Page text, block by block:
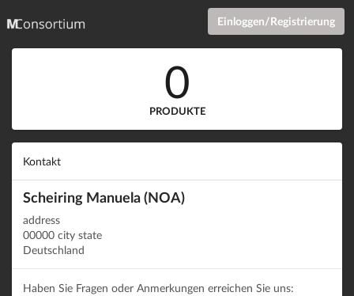
Einloggen/Registrierung
0
PRODUKTE
Kontakt
Scheiring Manuela (NOA)
address
00000 city state
Deutschland
Haben Sie Fragen oder Anmerkungen erreichen Sie uns: